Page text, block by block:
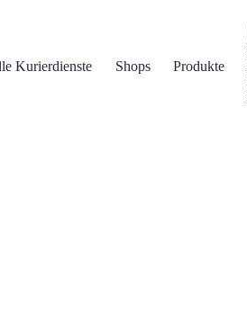
Kurierdienste Shops Produkte